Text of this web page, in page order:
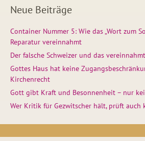
Neue Beiträge
Container Nummer 5: Wie das „Wort zum
Reparatur vereinnahmt
Der falsche Schweizer und das
Gottes Haus hat keine
Kirchenrecht
Gott gibt Kraft und Besonnenheit – nur
Wer Kritik für Gezwitscher hält, prüft auch